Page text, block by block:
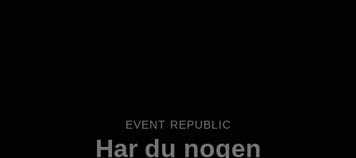
EVENT REPUBLIC
Har du nogen